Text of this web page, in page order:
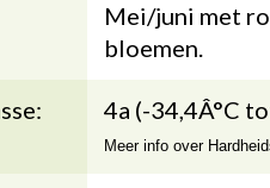
Mei/juni met
bloemen.
4a (-34,4Â°C
Meer info over